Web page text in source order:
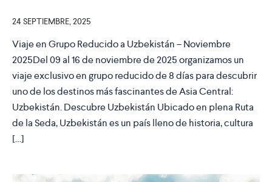
24 SEPTIEMBRE, 2025
Viaje en Grupo Reducido a Uzbekistán – Noviembre
2025Del 09 al 16 de noviembre de 2025 organizamos un
viaje exclusivo en grupo reducido de 8 días para descubrir
uno de los destinos más fascinantes de Asia Central:
Uzbekistán. Descubre Uzbekistán Ubicado en plena Ruta
de la Seda, Uzbekistán es un país lleno de historia, cultura
[…]